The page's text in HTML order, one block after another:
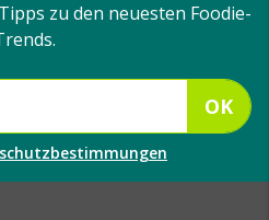
zu den neuesten Foodie-
OK